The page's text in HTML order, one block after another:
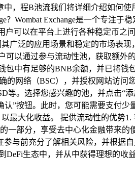
，程B池流我们将详细介绍如何使
Wombat Exchange是一个专注于
可以在平台上进行各种稳定币之
广泛的应用场景和稳定的市场表现
以通过参与流动性池，获取额外
包中有足够的BNB余额，并已将钱
的网络（BSC），并授权网站访问
等。选择您感兴趣的池，并点击“
”按钮。此时，您可能需要支付少
最大化收益。 提供流动性的优势1.
一部分，享受去中心化金融带来的
与前充分了解相关风险，并根据
生态中，并从中获得理想的收益